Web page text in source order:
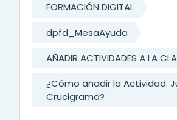
FORMACIÓN DIGITAL
dpfd_MesaAyuda
AÑADIR ACTIVIDADES A LA
¿Cómo añadir la Actividad:
Crucigrama?